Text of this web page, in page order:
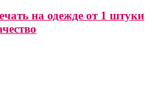
на одежде от 1 штуки